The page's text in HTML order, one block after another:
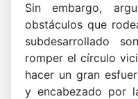
Sin embargo,
obstáculos que
subdesarrollado
romper el círculo
hacer un gran
y encabezado por